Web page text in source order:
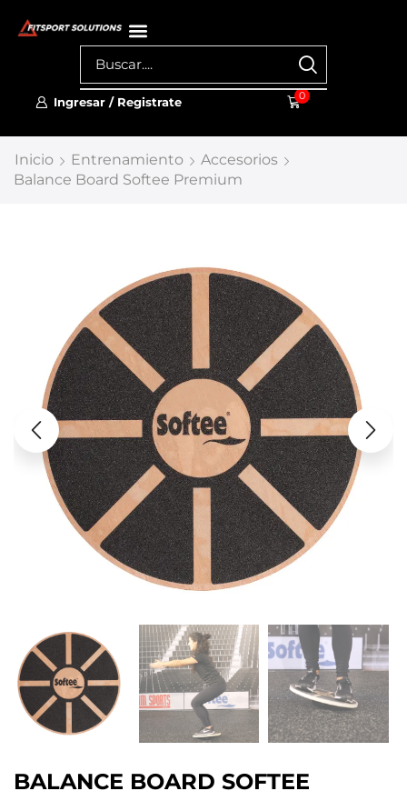
Ingresar / Registrate 0
Inicio Entrenamiento
Accesorios
Balance Board Softee Premium
BALANCE BOARD SOFTEE